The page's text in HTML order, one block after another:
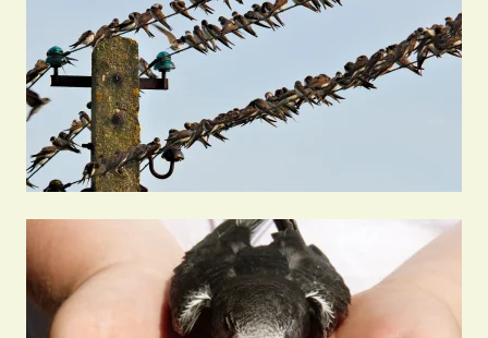
Schwalbenschutz